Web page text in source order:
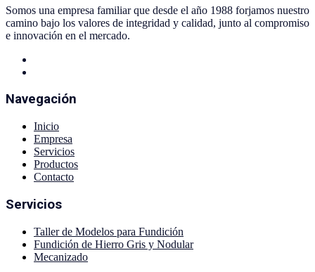
Somos una empresa familiar que desde el año 1988 forjamos nuestro
camino bajo los valores de integridad y calidad, junto al compromiso
e innovación en el mercado.
Navegación
Inicio
Empresa
Servicios
Productos
Contacto
Servicios
Taller de Modelos para Fundición
Fundición de Hierro Gris y Nodular
Mecanizado